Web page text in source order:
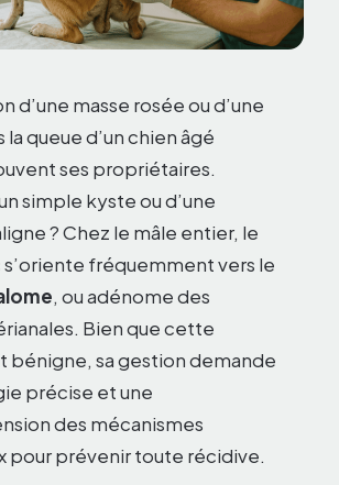
d’une masse rosée ou d’une
la queue d’un chien âgé
ses propriétaires.
simple kyste ou d’une
? Chez le mâle entier, le
fréquemment vers le
, ou adénome des
Bien que cette
bénigne, sa gestion demande
précise et une
des mécanismes
pour prévenir toute récidive.